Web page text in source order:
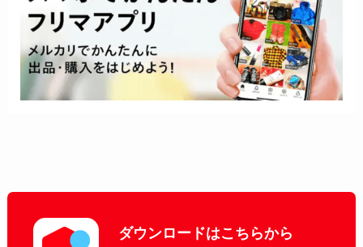
ダウンロードはこちらから